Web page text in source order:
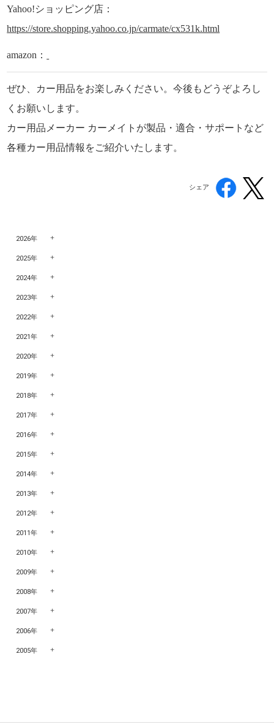
Yahoo!ショッピング店：
https://store.shopping.yahoo.co.jp/carmate/cx531k.html
amazon：
ぜひ、カー用品をお楽しみください。今後もどうぞよろし
くお願いします。
カー用品メーカー カーメイトが製品・適合・サポートなど
各種カー用品情報をご紹介いたします。
シェア
2026年
2025年
2024年
2023年
2022年
2021年
2020年
2019年
2018年
2017年
2016年
2015年
2014年
2013年
2012年
2011年
2010年
2009年
2008年
2007年
2006年
2005年